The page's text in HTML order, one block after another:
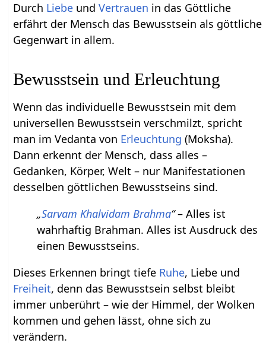
Durch Liebe undVertrauen in das Göttliche
erfährt der Mensch das Bewusstsein als göttliche
Gegenwart in allem.
Bewusstsein und Erleuchtung
Wenn das individuelle Bewusstsein mit dem
universellen Bewusstsein verschmilzt, spricht
man im Vedanta von Erleuchtung (Moksha).
Dann erkennt der Mensch, dass alles –
Gedanken, Körper, Welt – nur Manifestationen
desselben göttlichen Bewusstseins sind.
„Sarvam Khalvidam Brahma“– Alles ist
wahrhaftig Brahman. Alles ist Ausdruck des
einen Bewusstseins.
Dieses Erkennen bringt tiefe Ruhe, Liebe und
Freiheit, denn das Bewusstsein selbst bleibt
immer unberührt – wie der Himmel, der Wolken
kommen und gehen lässt, ohne sich zu
verändern.